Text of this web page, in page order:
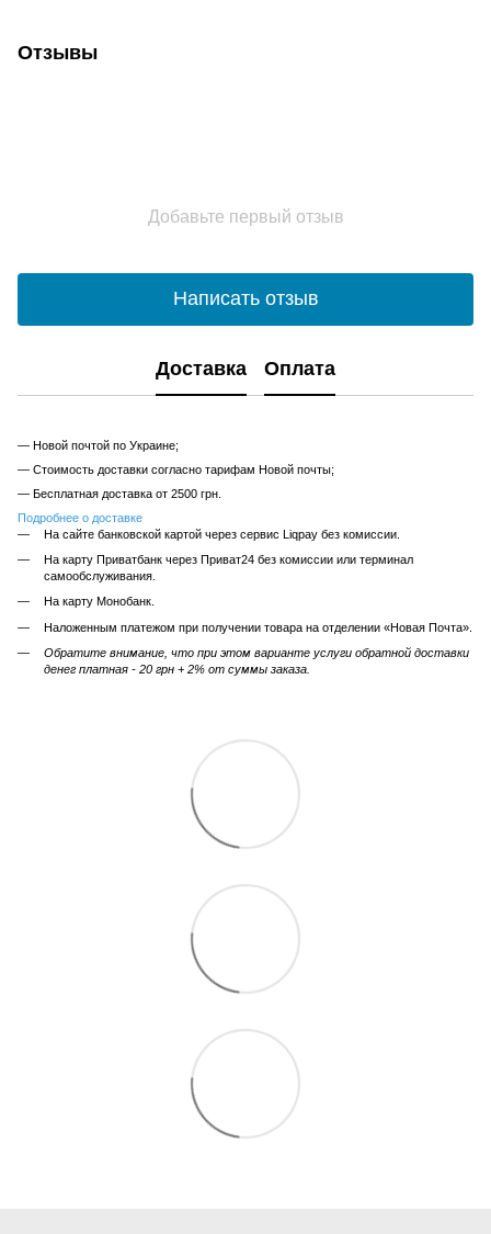
Отзывы
Добавьте первый отзыв
Написать отзыв
Доставка Оплата
— Новой почтой по Украине;
— Стоимость доставки согласно тарифам Новой почты;
— Бесплатная доставка от 2500 грн.
Подробнее о доставке
На сайте банковской картой через сервис Liqpay без комиссии.
На карту Приватбанк через Приват24 без комиссии или терминал
самообслуживания.
На карту Монобанк.
Наложенным платежом при получении товара на отделении «Новая Почта».
Обратите внимание, что при этом варианте услуги обратной доставки
денег платная - 20 грн + 2% от суммы заказа.